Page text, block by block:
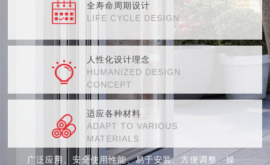
全寿命周期设计
LIFE CYCLE DESIGN
人性化设计理念
HUMANIZED DESIGN
CONCEPT
适应各种材料
ADAPT TO VARIOUS
MATERIALS
广泛应用、安全使用性能、易于安装、方便调整、操